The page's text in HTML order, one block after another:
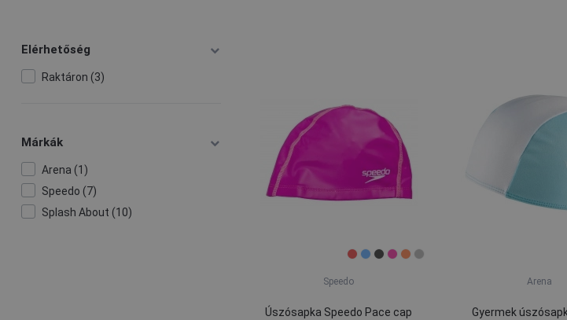
Elérhetőség
Raktáron (3)
Márkák
Arena (1)
Speedo (7)
Splash About (10)
Speedo
Úszósapka Speedo Pace cap
Arena
Gyermek